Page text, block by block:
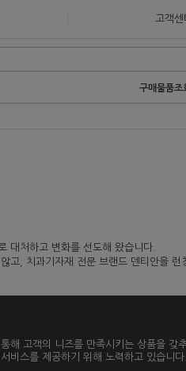
고객센
구매물품조
대처하고 변화를 선도해 왔습니다.
, 치과기자재 전문 브랜드 덴티안을
고객의 니즈를 만족시키는 상품을 갖
비스를 제공하기 위해 노력하고 있습니다.